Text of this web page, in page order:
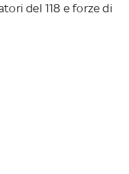
del 118 e forze di